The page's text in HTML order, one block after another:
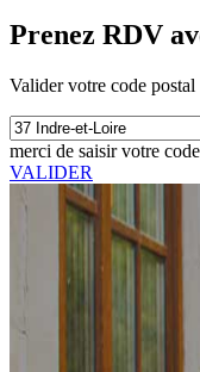
Prenez RDV
Valider votre code postal
merci de saisir votre
VALIDER